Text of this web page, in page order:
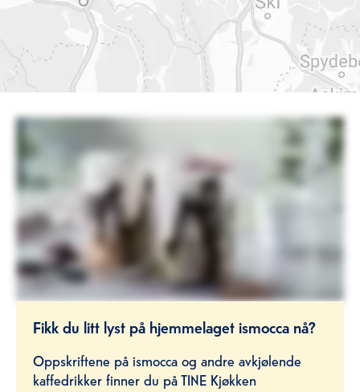
Fikk du litt lyst på hjemmelaget ismocca nå?
Oppskriftene på ismocca og andre avkjølende
kaffedrikker finner du på TINE Kjøkken